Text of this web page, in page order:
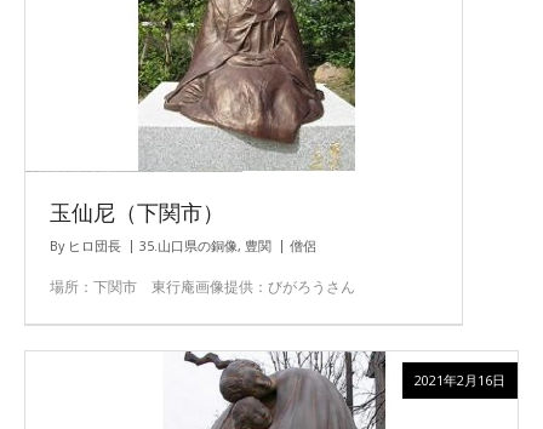
玉仙尼（下関市）
By ヒロ団長 35.山口県の銅像, 豊関 僧侶
場所：下関市 東行庵画像提供：びがろうさん
2021年2月16日